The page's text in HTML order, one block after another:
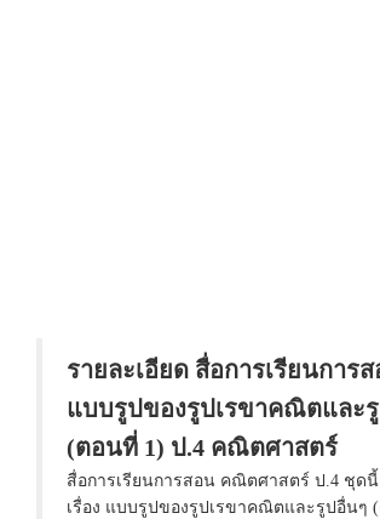
รายละเอียด สื่อการเรียนการส
แบบรูปของรูปเรขาคณิตและ
(ตอนที่ 1) ป.4 คณิตศาสตร์
สื่อการเรียนการสอน คณิตศาสตร์ ป.4 ชุดนี้
เรื่อง แบบรูปของรูปเรขาคณิตและรูปอื่นๆ